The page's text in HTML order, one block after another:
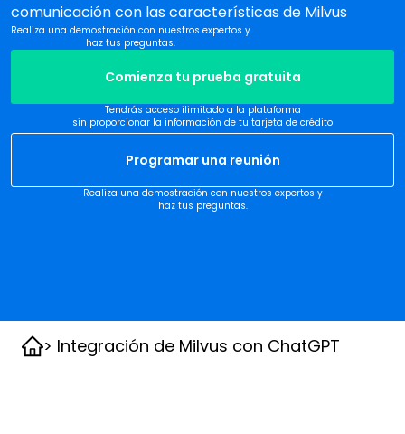
comunicación con las características de Milvus
Realiza una demostración con nuestros expertos y
haz tus preguntas.
Comienza tu prueba gratuita
Tendrás acceso ilimitado a la plataforma
sin proporcionar la información de tu tarjeta de crédito
Programar una reunión
Realiza una demostración con nuestros expertos y
haz tus preguntas.
> Integración de Milvus con ChatGPT